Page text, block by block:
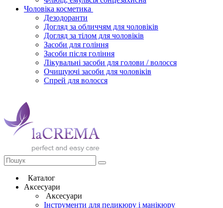
Чоловіка косметика
Дезодоранти
Догляд за обличчям для чоловіків
Догляд за тілом для чоловіків
Засоби для гоління
Засоби після гоління
Лікувальні засоби для голови / волосся
Очищуючі засоби для чоловіків
Спрей для волосся
Каталог
Аксесуари
Аксесуари
Інструменти для педикюру і манікюру